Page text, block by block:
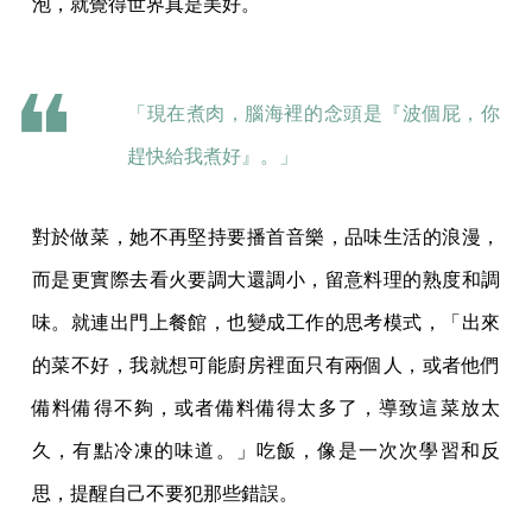
泡，就覺得世界真是美好。
「現在煮肉，腦海裡的念頭是『波個屁，你
趕快給我煮好』。」
對於做菜，她不再堅持要播首音樂，品味生活的浪漫，
而是更實際去看火要調大還調小，留意料理的熟度和調
味。就連出門上餐館，也變成工作的思考模式，「出來
的菜不好，我就想可能廚房裡面只有兩個人，或者他們
備料備得不夠，或者備料備得太多了，導致這菜放太
久，有點冷凍的味道。」吃飯，像是一次次學習和反
思，提醒自己不要犯那些錯誤。